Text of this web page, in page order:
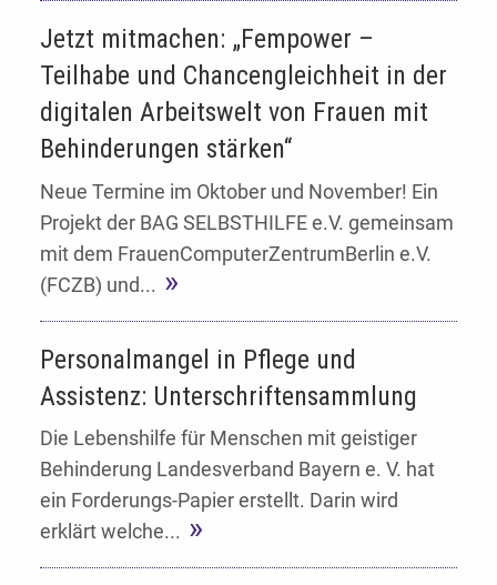
Jetzt mitmachen: „Fempower –
Teilhabe und Chancengleichheit in der
digitalen Arbeitswelt von Frauen mit
Behinderungen stärken“
Neue Termine im Oktober und November! Ein
Projekt der BAG SELBSTHILFE e.V. gemeinsam
mit dem FrauenComputerZentrumBerlin e.V.
(FCZB) und...
Personalmangel in Pflege und
Assistenz: Unterschriftensammlung
Die Lebenshilfe für Menschen mit geistiger
Behinderung Landesverband Bayern e. V. hat
ein Forderungs-Papier erstellt. Darin wird
erklärt welche...